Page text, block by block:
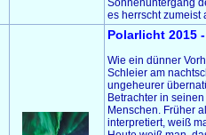
Sonnenuntergang
es herrscht zumeist
Polarlicht 2015
Wie ein dünner
Schleier am
ungeheurer
Betrachter in
Menschen. Früher
interpretiert, weiß